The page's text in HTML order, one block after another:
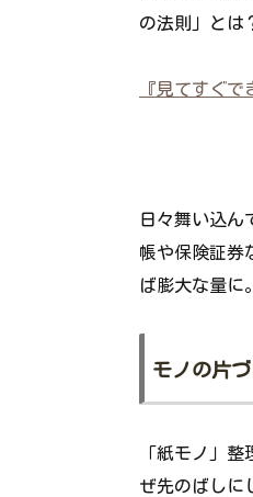
の法則」とは
『見てすぐで
日々舞い込ん
帳や保険証券
ば膨大な量に
モノの片
「紙モノ」
ぜ先のばしに